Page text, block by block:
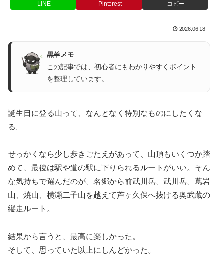
LINE Pinterest コピー
2026.06.18
黒羊メモ
この記事では、初心者にもわかりやすくポイント
を整理しています。
誕生日に登る山って、なんとなく特別なものにしたくな
る。
せっかくなら少し歩きごたえがあって、山頂もいくつか踏
めて、最後は駅や道の駅に下りられるルートがいい。そん
な気持ちで選んだのが、名郷から前武川岳、武川岳、蔦岩
山、焼山、横瀬二子山を越えて芦ヶ久保へ抜ける奥武蔵の
縦走ルート。
結果から言うと、最高に楽しかった。
そして、思っていた以上にしんどかった。